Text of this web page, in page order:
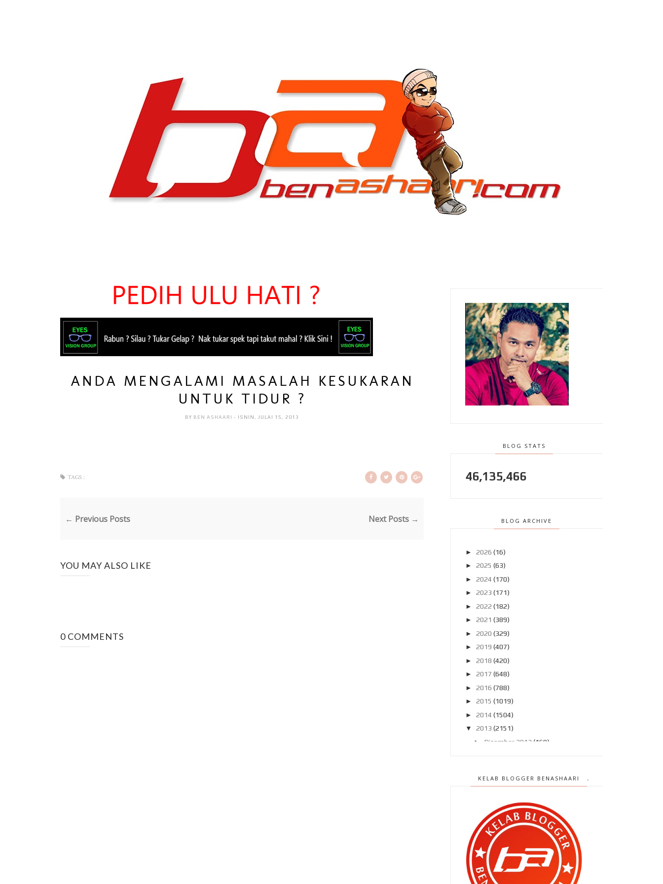
ANDA MENGALAMI MASALAH KESUKARAN
UNTUK TIDUR ?
BY BEN ASHAARI - ISNIN, JULAI 15, 2013
TAGS :
← Previous Posts Next Posts →
YOU MAY ALSO LIKE
0 COMMENTS
BLOG STATS
46,135,466
BLOG ARCHIVE
► 2026 (16)
► 2025 (63)
► 2024 (170)
► 2023 (171)
► 2022 (182)
► 2021 (389)
► 2020 (329)
► 2019 (407)
► 2018 (420)
► 2017 (648)
► 2016 (788)
► 2015 (1019)
► 2014 (1504)
▼
2013 (2151)
► Disember 2013 (169)
►September 2013
(138)
Julai 2013(220)
Penyakit berjangkit kembali !!
" Sayang , abang nak nikah sorang
lagi boleh ? "
Operator Hotline Maybank sibuk
KELAB BLOGGER BENASHAARI